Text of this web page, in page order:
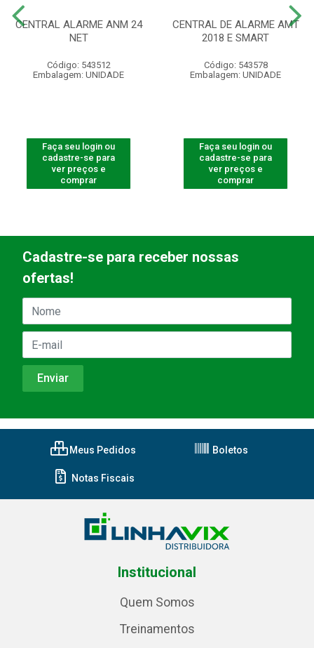
CENTRAL ALARME ANM 24
NET
Código: 543512
Embalagem: UNIDADE
Faça seu login ou
cadastre-se para
ver preços e
comprar
CENTRAL DE ALARME AMT
2018 E SMART
Código: 543578
Embalagem: UNIDADE
Faça seu login ou
cadastre-se para
ver preços e
comprar
Cadastre-se para receber nossas
ofertas!
Meus Pedidos Boletos
Notas Fiscais
Institucional
Quem Somos
Treinamentos